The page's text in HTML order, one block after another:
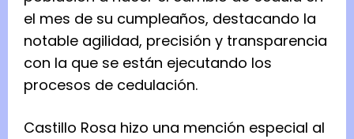
el mes de su cumpleaños, destacando la
notable agilidad, precisión y transparencia
con la que se están ejecutando los
procesos de cedulación.
Castillo Rosa hizo una mención especial al